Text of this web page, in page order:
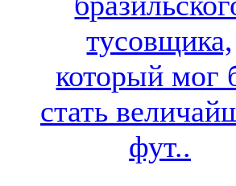
тусовщика,
который мог
стать
фут..